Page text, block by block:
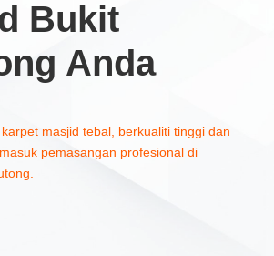
Bukit
Anda
masjid tebal, berkualiti tinggi dan
pemasangan profesional di